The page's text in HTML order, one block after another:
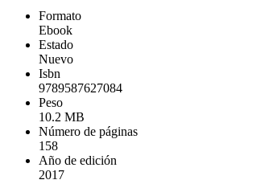
Formato
Ebook
Estado
Nuevo
Isbn
9789587627084
Peso
10.2 MB
Número de páginas
158
Año de edición
2017